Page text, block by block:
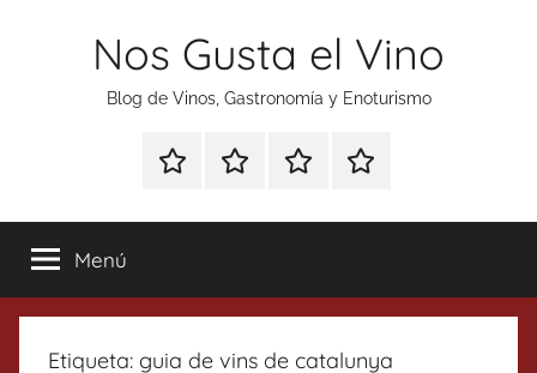
Nos Gusta el Vino
Blog de Vinos, Gastronomía y Enoturismo
Especial
Tonics
Enoturismo
Gastronomía
RankingContacto
Menú
Etiqueta: guia de vins de catalunya